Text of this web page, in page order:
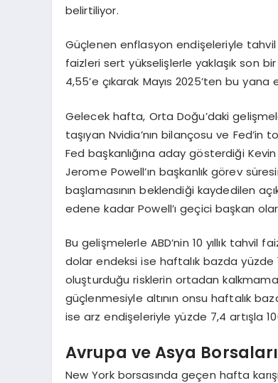
belirtiliyor.
Güçlenen enflasyon endişeleriyle tahvil
faizleri sert yükselişlerle yaklaşık son bir
4,55’e çıkarak Mayıs 2025’ten bu
Gelecek hafta, Orta Doğu’daki
taşıyan Nvidia’nın bilançosu ve
Fed başkanlığına aday gösterdiği
Jerome Powell’ın başkanlık görev
başlamasının beklendiği kaydedilen
edene kadar Powell’ı geçici başkan
Bu gelişmelerle ABD’nin 10 yıllık
dolar endeksi ise haftalık bazda yüzde
oluşturduğu risklerin ortadan
güçlenmesiyle altının onsu haftalık
ise arz endişeleriyle yüzde 7,4 artışla
Avrupa ve Asya
New York borsasında geçen hafta